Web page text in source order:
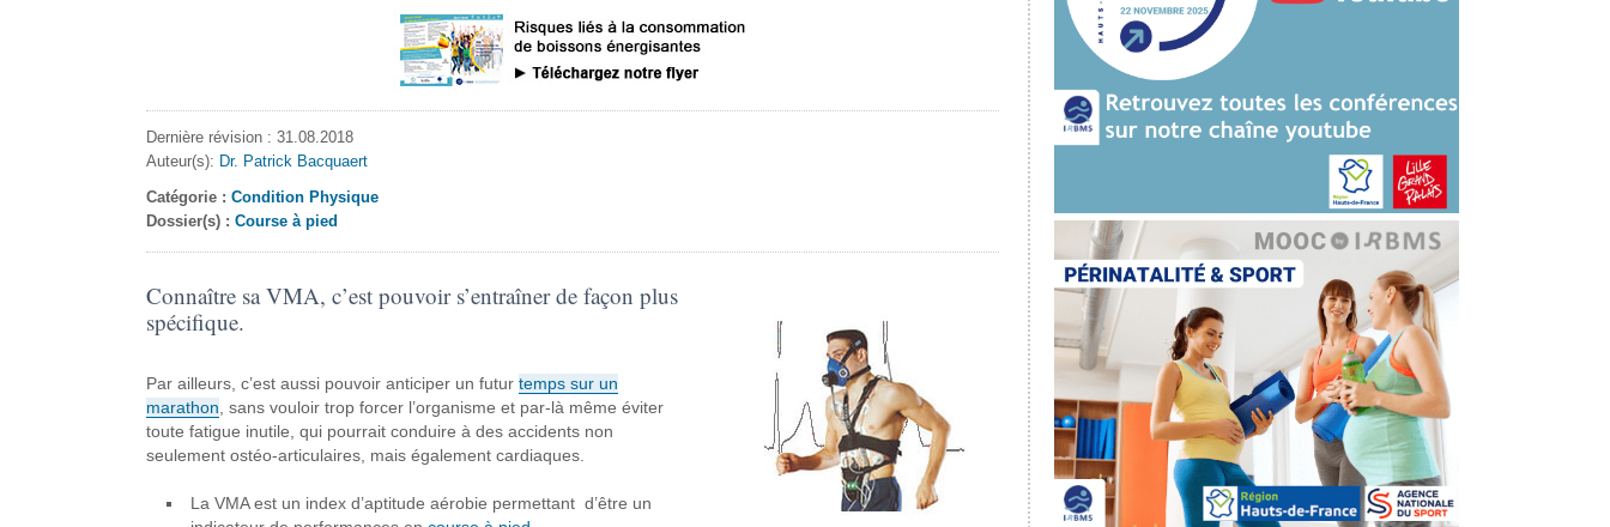
Dernière révision : 31.08.2018
Auteur(s): Dr. Patrick Bacquaert
Catégorie : Condition Physique
Dossier(s) : Course à pied
Connaître sa VMA, c’est pouvoir s’entraîner de façon plus
spécifique.
Par ailleurs, c’est aussi pouvoir anticiper un futur temps sur un
marathon , sans vouloir trop forcer l’organisme et par-là même éviter
toute fatigue inutile, qui pourrait conduire à des accidents non
seulement ostéo-articulaires, mais également cardiaques.
La VMA est un index d’aptitude aérobie permettant d’être un